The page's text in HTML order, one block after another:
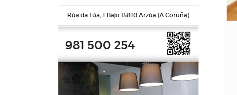
Rúa da Lúa, 1 Bajo 15810 Arzúa (A Coruña)
981 500 254